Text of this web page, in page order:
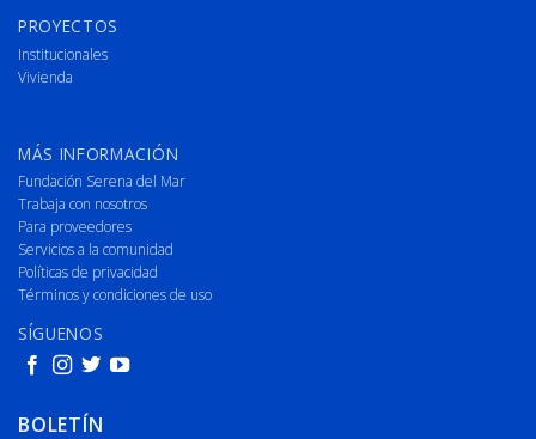
PROYECTOS
Institucionales
Vivienda
MÁS INFORMACIÓN
Fundación Serena del Mar
Trabaja con nosotros
Para proveedores
Servicios a la comunidad
Políticas de privacidad
Términos y condiciones de uso
SÍGUENOS
BOLETÍN